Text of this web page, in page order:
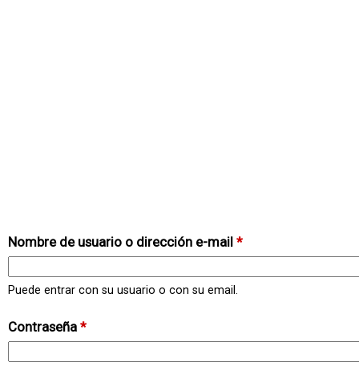
Nombre de usuario o dirección e-mail *
Puede entrar con su usuario o con su email.
Contraseña *